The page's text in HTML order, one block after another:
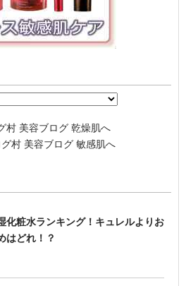
化粧水ランキング！キュレルよりお
はどれ！？